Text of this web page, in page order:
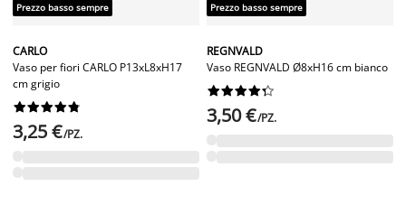
Prezzo basso sempre
CARLO
Vaso per fiori CARLO P13xL8xH17
cm grigio






3,25 €/PZ.
Prezzo basso sempre
REGNVALD
Vaso REGNVALD Ø8xH16 cm bianco






3,50 €/PZ.